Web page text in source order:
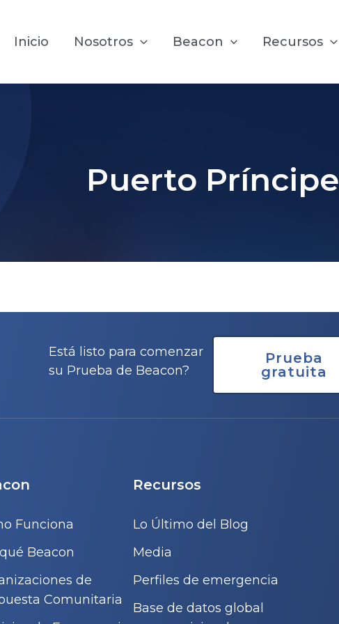
Inicio Nosotros Beacon Recursos
Puerto Príncipe
Está listo para comenzar
su Prueba de Beacon?
Prueba
gratuita
Funciona
Beacon
de
Comunitaria
Recursos
Lo Último del Blog
Media
Perfiles de emergencia
Base de datos global